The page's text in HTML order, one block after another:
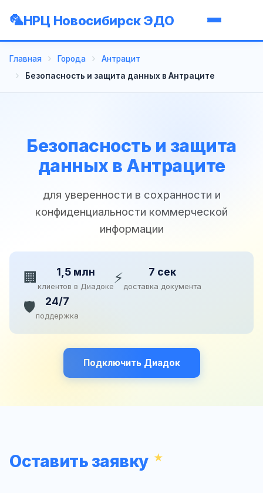
НРЦ Новосибирск ЭДО
Главная Города
Антрацит
Безопасность и защита данных в Антраците
Безопасность и защита
данных в Антраците
для уверенности в сохранности и
конфиденциальности коммерческой
информации
🏢 1,5 млн
клиентов в Диадоке⚡ 7 сек
доставка документа
🛡️ 24/7
поддержка
Подключить Диадок
Оставить заявку